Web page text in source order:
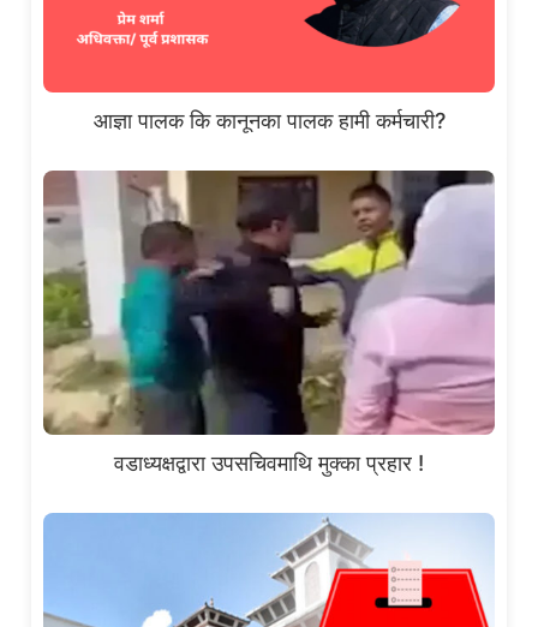
आज्ञा पालक कि कानूनका पालक हामी कर्मचारी?
वडाध्यक्षद्वारा उपसचिवमाथि मुक्का प्रहार !